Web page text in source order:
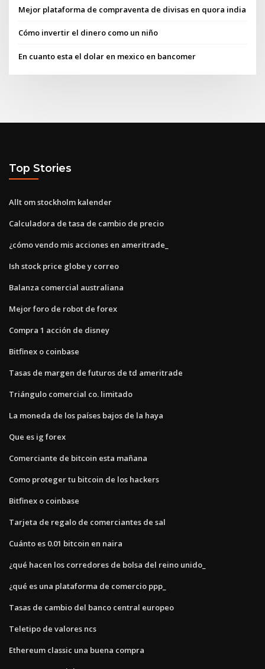
Mejor plataforma de compraventa de divisas en quora india
Cómo invertir el dinero como un niño
En cuanto esta el dolar en mexico en bancomer
Top Stories
Allt om stockholm kalender
Calculadora de tasa de cambio de precio
¿cómo vendo mis acciones en ameritrade_
Ish stock price globe y correo
Balanza comercial australiana
Mejor foro de robot de forex
Compra 1 acción de disney
Bitfinex o coinbase
Tasas de margen de futuros de td ameritrade
Triángulo comercial co. limitado
La moneda de los países bajos de la haya
Que es ig forex
Comerciante de bitcoin esta mañana
Como proteger tu bitcoin de los hackers
Bitfinex o coinbase
Tarjeta de regalo de comerciantes de sal
Cuánto es 0.01 bitcoin en naira
¿qué hacen los corredores de bolsa del reino unido_
¿qué es una plataforma de comercio ppp_
Tasas de cambio del banco central europeo
Teletipo de valores ncs
Ethereum classic una buena compra